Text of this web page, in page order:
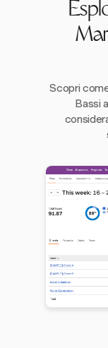
Scopri
Bassi